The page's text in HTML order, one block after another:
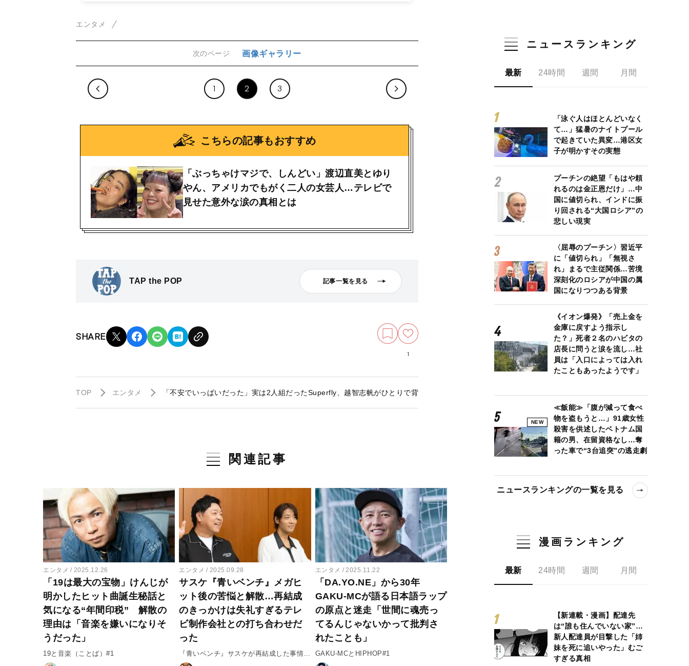
エンタメ
次のページ 画像ギャラリー
1 2 3
こちらの記事もおすすめ
「ぶっちゃけマジで、しんどい」渡辺直美とゆり
やん、アメリカでもがく二人の女芸人…テレビで
見せた意外な涙の真相とは
記事一覧を見る
TAP the POP
SHARE
1
TOP エンタメ 「不安でいっぱいだった」実は2人組だったSuperfly、越智志帆がひとりで背負った重圧と『愛をこめて花束を』誕生秘話
関連記事
エンタメ 2025.12.26
「19は最大の宝物」けんじが
明かしたヒット曲誕生秘話と
気になる“年間印税” 解散の
理由は「音楽を嫌いになりそ
うだった」
19と音楽（ことば）#1
エンタメ 2025.09.28
サスケ『青いベンチ』メガヒ
ット後の苦悩と解散…再結成
のきっかけは失礼すぎるテレ
ビ制作会社との打ち合わせだ
った
『青いベンチ』サスケが再結成した事情
エンタメ 2025.11.22
「DA.YO.NE」から30年
GAKU-MCが語る日本語ラップ
の原点と迷走「世間に魂売っ
てるんじゃないかって批判さ
れたことも」
GAKU-MCとHIPHOP#1
ニュースランキング
最新 24時間 週間 月間
「泳ぐ人はほとんどいなく
て…」猛暑のナイトプール
で起きていた異変…港区女
子が明かすその実態
プーチンの絶望「もはや頼
れるのは金正恩だけ」…中
国に値切られ、インドに振
り回される“大国ロシア”の
悲しい現実
〈屈辱のプーチン〉習近平
に「値切られ」「無視さ
れ」まるで主従関係…苦境
深刻化のロシアが中国の属
国になりつつある背景
《イオン爆発》「売上金を
金庫に戻すよう指示し
た？」死者２名のハビタの
店長に問うと涙を流し…社
員は「入口によっては入れ
たこともあったようです」
NEW
≪飯能≫「腹が減って食べ
物を盗もうと…」91歳女性
殺害を供述したベトナム国
籍の男、在留資格なし…奪
った車で“3台追突”の逃走劇
ニュースランキングの一覧を見る
漫画ランキング
最新 24時間 週間 月間
【新連載・漫画】配達先
は“誰も住んでいない家”…
新人配達員が目撃した「姉
妹を死に追いやった」むご
すぎる真相